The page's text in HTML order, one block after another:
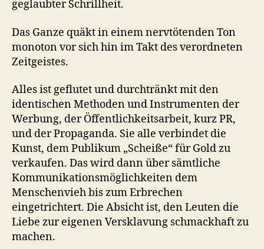
geglaubter Schrillheit.
Das Ganze quäkt in einem nervtötenden Ton
monoton vor sich hin im Takt des verordneten
Zeitgeistes.
Alles ist geflutet und durchtränkt mit den
identischen Methoden und Instrumenten der
Werbung, der Öffentlichkeitsarbeit, kurz PR,
und der Propaganda. Sie alle verbindet die
Kunst, dem Publikum „Scheiße“ für Gold zu
verkaufen. Das wird dann über sämtliche
Kommunikationsmöglichkeiten dem
Menschenvieh bis zum Erbrechen
eingetrichtert. Die Absicht ist, den Leuten die
Liebe zur eigenen Versklavung schmackhaft zu
machen.